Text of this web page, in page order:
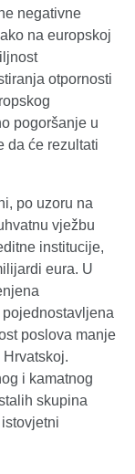
negativne
na europskoj
otpornosti
pogoršanje u
da će rezultati
po uzoru na
vježbu
institucije,
eura. U
poslova manje
i kamatnog
skupina